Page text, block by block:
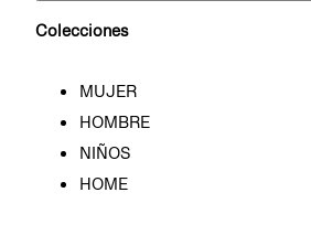
Colecciones
MUJER
HOMBRE
NIÑOS
HOME